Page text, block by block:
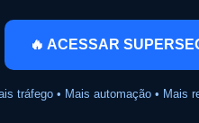
🔥 ACESSAR
tráfego • Mais automação • Mais